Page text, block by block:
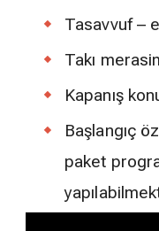
Tasavvuf –
Takı
Kapanış
Başlangıç
paket